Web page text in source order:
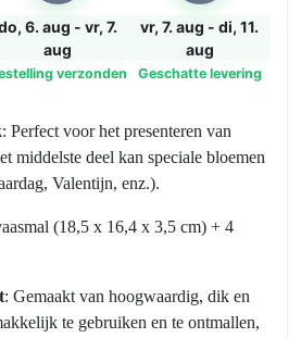
6. aug - vr, 7.
aug
verzonden
vr, 7. aug - di, 11.
aug
Geschatte levering
: Perfect voor het presenteren van
middelste deel kan speciale bloemen
Valentijn, enz.).
(18,5 x 16,4 x 3,5 cm) + 4
: Gemaakt van hoogwaardig, dik en
te gebruiken en te ontmallen,